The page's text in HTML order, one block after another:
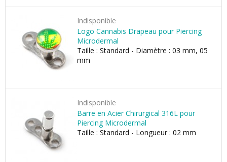
Indisponible
Logo Cannabis Drapeau pour Piercing
Microdermal
Taille : Standard - Diamètre : 03 mm, 05
mm
Indisponible
Barre en Acier Chirurgical 316L pour
Piercing Microdermal
Taille : Standard - Longueur : 02 mm